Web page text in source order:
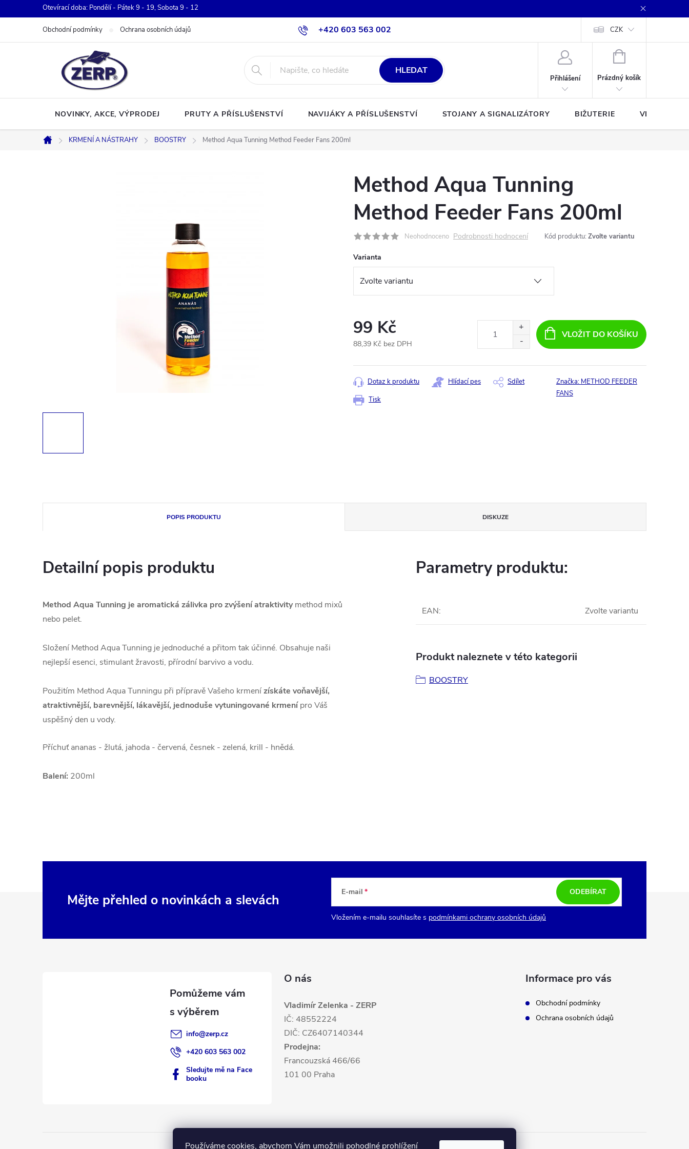
Používáme cookies, abychom Vám umožnili pohodlné prohlížení
na
Otevírací doba: Pondělí - Pátek 9 - 19, Sobota 9 - 12
+420 603 563 002
Obchodní podmínky Ochrana osobních údajů CZK
HLEDAT
Přihlášení
NÁKUPNÍ
Prázdný košík
NOVINKY, AKCE, VÝPRODEJ PRUTY A PŘÍSLUŠENSTVÍ NAVIJÁKY A PŘÍSLUŠENSTVÍ STOJANY A SIGNALIZÁTORY BIŽUTERIE VLASCE A
Domů
KRMENÍ A NÁSTRAHY BOOSTRY Method Aqua Tunning Method Feeder Fans 200ml
Method Aqua Tunning
Method Feeder Fans 200ml
Neohodnoceno Podrobnosti hodnocení Kód produktu: Zvolte variantu
Varianta
99 Kč
88,39 Kč bez DPH
cena:
VLOŽIT DO KOŠÍKU
Tisk
Dotaz k produktu Hlídací pes Sdílet Značka: METHOD FEEDER
FANS
POPIS PRODUKTU DISKUZE
Detailní popis produktu
Method Aqua Tunning je aromatická zálivka pro zvýšení atraktivitymethod mixů
nebo pelet.
Složení Method Aqua Tunning je jednoduché a přitom tak účinné. Obsahuje naši
nejlepší esenci, stimulant žravosti, přírodní barvivo a vodu.
Použitím Method Aqua Tunningu při přípravě Vašeho krmenízískáte voňavější,
atraktivnější, barevnější, lákavější, jednoduše vytuningované krmenípro Váš
uspěšný den u vody.
Příchuť ananas - žlutá, jahoda - červená, česnek - zelená, krill - hnědá.
Balení: 200ml
Parametry produktu:
EAN: Zvolte variantu
Produkt naleznete v této kategorii
BOOSTRY
Mějte přehled o novinkách a slevách E-mail
Vložením e-mailu souhlasíte s podmínkami ochrany osobních údajů
ODEBÍRAT
info@zerp.cz
+420 603 563 002
Sledujte mě na Face
booku
O nás
Vladimír Zelenka - ZERP
IČ: 48552224
DIČ: CZ6407140344
Prodejna:
Francouzská 466/66
101 00 Praha
Informace pro vás
Obchodní podmínky
Ochrana osobních údajů